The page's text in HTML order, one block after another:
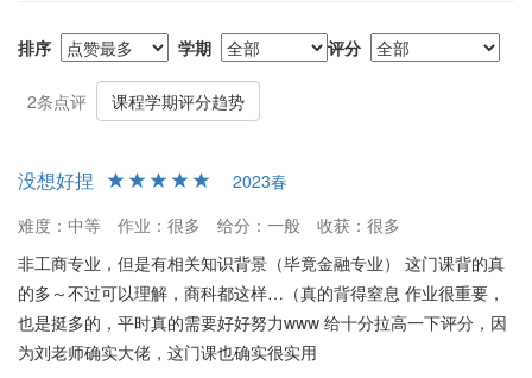
排序 学期 评分
2条点评 课程学期评分趋势
没想好捏
2023春
难度：中等
作业：很多 给分：一般
收获：很多
非工商专业，但是有相关知识背景（毕竟金融专业） 这门课背的真
的多～不过可以理解，商科都这样…（真的背得窒息 作业很重要，
也是挺多的，平时真的需要好好努力www 给十分拉高一下评分，因
为刘老师确实大佬，这门课也确实很实用